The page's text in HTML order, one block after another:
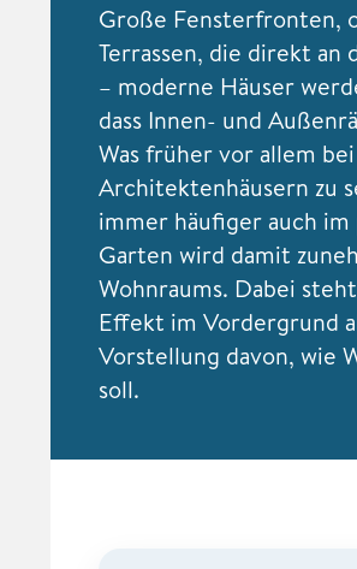
Große Fensterfronten,
Terrassen, die direkt an
– moderne Häuser
dass Innen- und
Was früher vor allem
Architektenhäusern zu
immer häufiger auch
Garten wird damit
Wohnraums. Dabei
Effekt im Vordergrund
Vorstellung davon, wie
soll.